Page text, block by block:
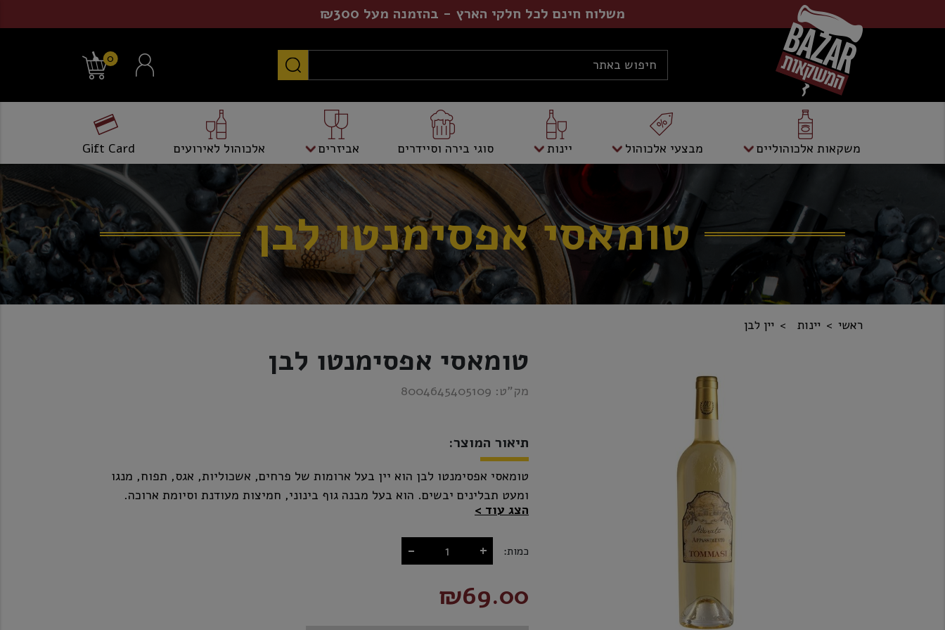
משלוח חינם לכל חלקי הארץ - בהזמנה מעל ₪300
0
משקאות אלכוהוליים מבצעי אלכוהול יינות סוגי בירה וסיידרים אביזרים אלכוהול לאירועים Gift Card
טומאסי אפסימנטו לבן
ראשי יינות יין לבן
טומאסי אפסימנטו לבן
מק”ט: 8004645405109
תיאור המוצר:
טומאסי אפסימנטו לבן הוא יין בעל ארומות של פרחים, אשכוליות, אגס, תפוח, מנגו
ומעט תבלינים יבשים. הוא בעל מבנה גוף בינוני, חמיצות מעודנת וסיומת ארוכה.
הצג עוד
כמות: - +
₪69.00